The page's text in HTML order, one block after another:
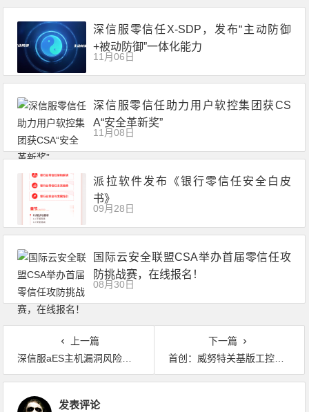
深信服零信任X-SDP，发布“主动防御
+被动防御”一体化能力
11月06日
深信服零信任助力用户软控集团获CS
A“安全革新奖”
11月08日
派拉软件发布《银行零信任安全白皮
书》
09月28日
国际云安全联盟CSA举办首届零信任攻
防挑战赛，在线报名！
08月30日
上一篇
深信服aES主机漏洞风险闭环“秘方”，一图解析高危漏洞排查流程
下一篇
首创：威努特关基版工控主机卫士重磅发布！
发表评论